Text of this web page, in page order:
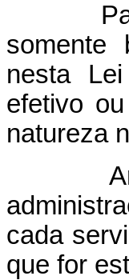
somente
nesta
efetivo
natureza
cada
que for